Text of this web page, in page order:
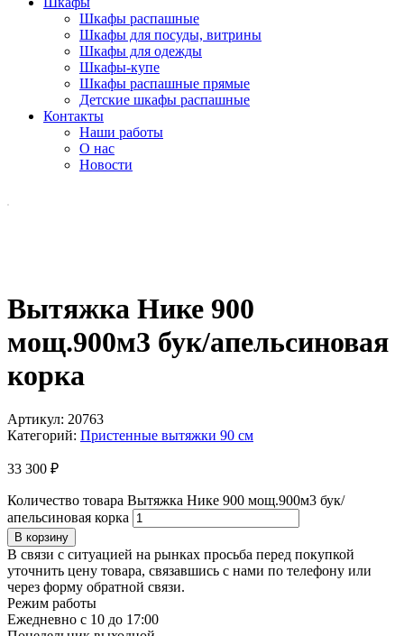
Шкафы распашные
Шкафы для посуды, витрины
Шкафы для одежды
Шкафы-купе
Шкафы распашные прямые
Детские шкафы распашные
Контакты
Наши работы
О нас
Новости
Вытяжка Нике 900
мощ.900м3 бук/апельсиновая
корка
Артикул: 20763
Категорий: Пристенные вытяжки 90 см
33 300 ₽
Количество товара Вытяжка Нике 900 мощ.900м3 бук/
апельсиновая корка
В корзину
В связи с ситуацией на рынках просьба перед покупкой
уточнить цену товара, связавшись с нами по телефону или
через форму обратной связи.
Режим работы
Ежедневно с 10 до 17:00